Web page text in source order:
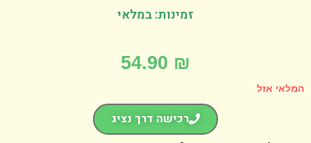
זמינות: במלאי
54.90
אזל
רכישה דרך נציג